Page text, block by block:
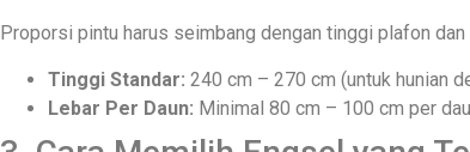
Proporsi pintu harus seimbang dengan tinggi plafon
Tinggi Standar: 240 cm – 270 cm (untuk hunian
Lebar Per Daun: Minimal 80 cm – 100 cm per